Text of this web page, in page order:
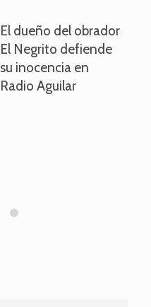
El dueño del obrador
El Negrito defiende
su inocencia en
Radio Aguilar
2